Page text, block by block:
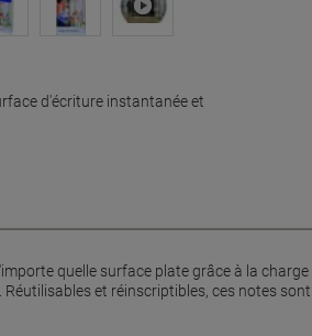
d'écriture instantanée et
quelle surface plate grâce à la
Réutilisables et réinscriptibles, ces notes